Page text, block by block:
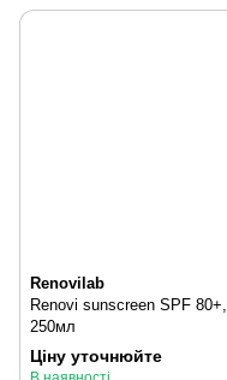
Renovilab
Renovi sunscreen SPF 80+,
250мл
Ціну уточнюйте